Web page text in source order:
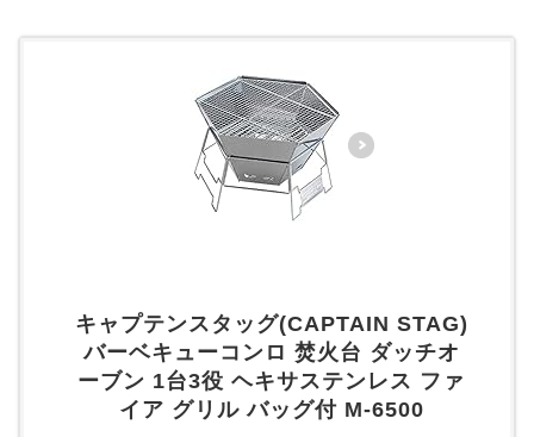
キャプテンスタッグ(CAPTAIN STAG)
バーベキューコンロ 焚火台 ダッチオ
ーブン 1台3役 ヘキサステンレス ファ
イア グリル バッグ付 M-6500